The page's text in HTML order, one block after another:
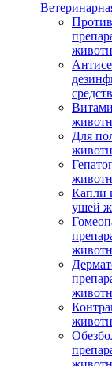
Для
Капли
ушей